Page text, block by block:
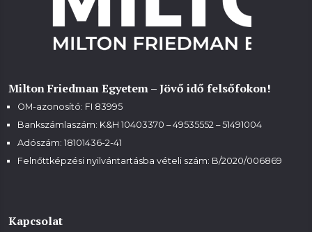
Milton Friedman Egyetem – Jövő idő felsőfokon!
OM-azonosító: FI 83995
Bankszámlaszám: K&H 10403370 – 49535552 – 51491004
Adószám: 18101436-2-41
Felnőttképzési nyilvántartásba vételi szám: B/2020/006869
Kapcsolat